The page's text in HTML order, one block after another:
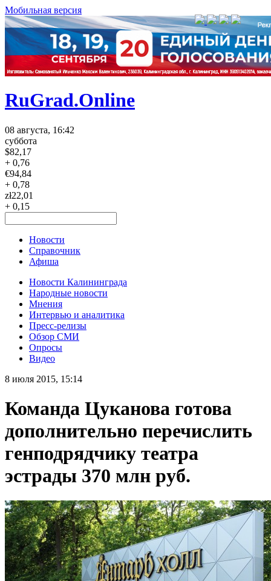
Мобильная версия
RuGrad.Online
08 августа, 16:42
суббота
$82,17
+ 0,76
€94,84
+ 0,78
zł22,01
+ 0,15
Новости
Справочник
Афиша
Новости Калининграда
Народные новости
Мнения
Интервью и аналитика
Пресс-релизы
Обзор СМИ
Опросы
Видео
8 июля 2015, 15:14
Команда Цуканова готова
дополнительно перечислить
генподрядчику театра
эстрады 370 млн руб.